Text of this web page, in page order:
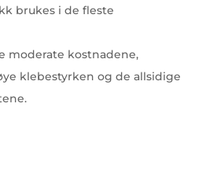
brukes i de fleste
moderate kostnadene,
klebestyrken og de allsidige